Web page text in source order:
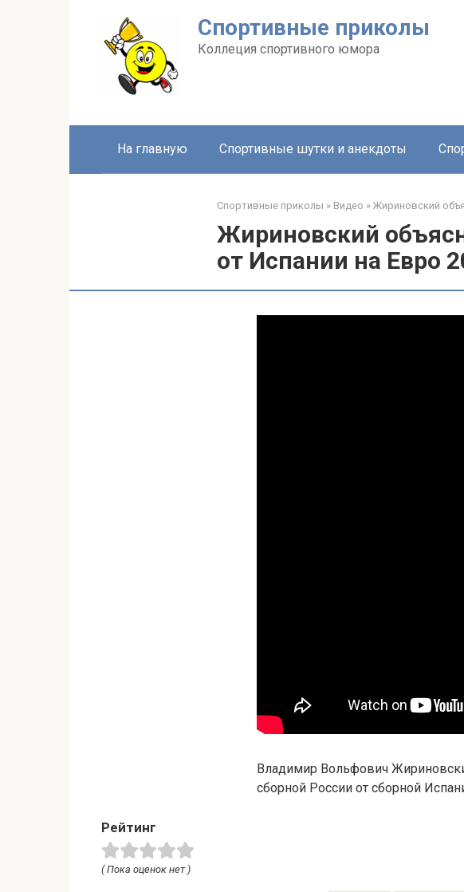
Спортивные приколы
Коллеция спортивного юмора
На главную Спортивные шутки и анекдоты
Спортивные приколы » Видео » Жириновский
Жириновский
от Испании на Евро
Владимир Вольфович
сборной России от сборной
Рейтинг
( Пока оценок нет )